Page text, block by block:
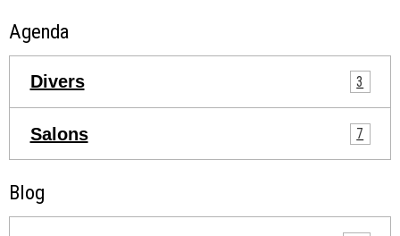
Agenda
Divers 3
Salons 7
Blog